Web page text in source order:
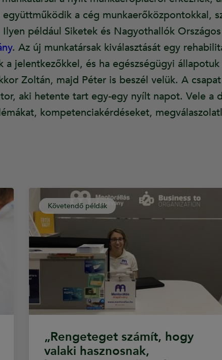
a cég munkaerőközpontokkal,
például Siketek és Nagyothallók
. Az új munkatársak kiválasztását egy
a jelentkezőkkel, és ha egészségügyi állapotuk
Zoltán, majd Péter is beszél velük. A
aki hetente tart egy-egy nyílt napot. Vele a
kompetenciakérdéseket,
Követendő példák
„Rengeteget számít, hogy
valaki hasznosnak,